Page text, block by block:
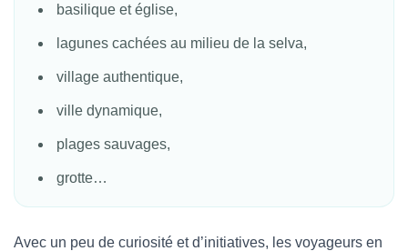
basilique et église,
lagunes cachées au milieu de la selva,
village authentique,
ville dynamique,
plages sauvages,
grotte…
Avec un peu de curiosité et d’initiatives, les voyageurs en